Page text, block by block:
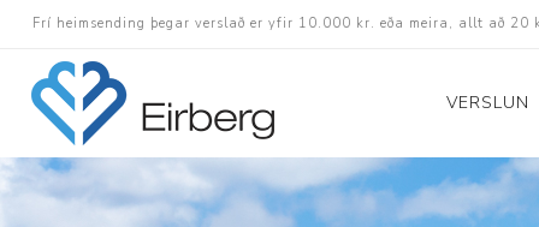
Frí heimsending þegar verslað er yfir 10.000 kr. eða meira, allt að 20
VERSLUN
Skór